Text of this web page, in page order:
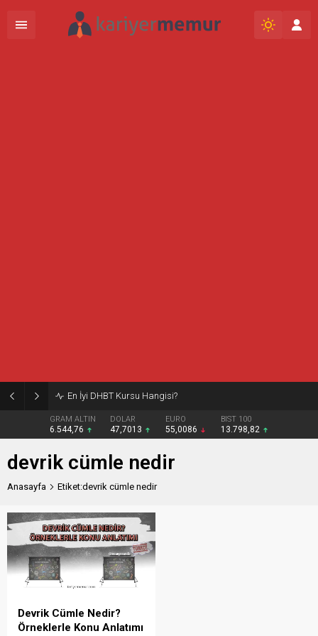
En İyi DHBT Kursu Hangisi?
GRAM ALTIN
6.544,76
DOLAR
47,7013
EURO
55,0086
BIST 100
13.798,82
devrik cümle nedir
Anasayfa Etiket:devrik cümle nedir
Devrik Cümle Nedir?
Örneklerle Konu Anlatımı